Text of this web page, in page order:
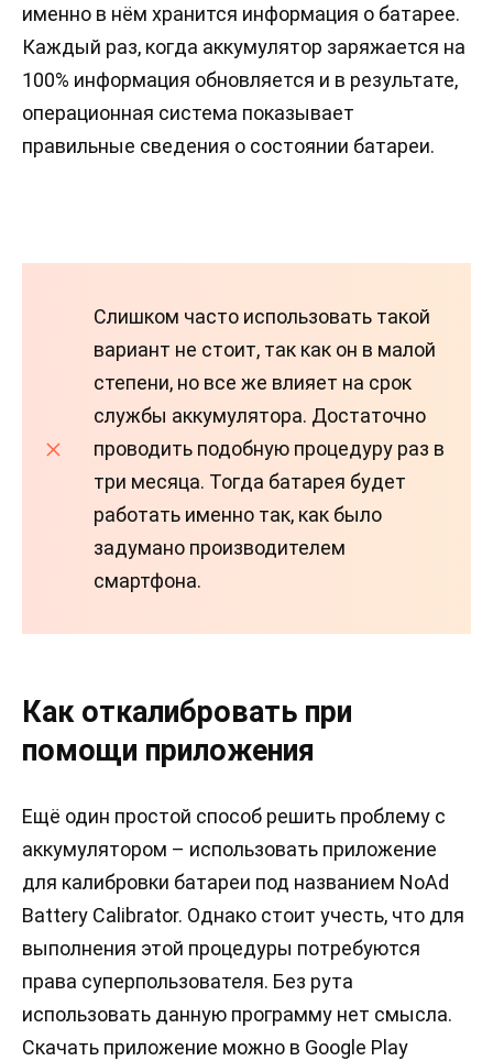
именно в нём хранится информация о батарее.
Каждый раз, когда аккумулятор заряжается на
100% информация обновляется и в результате,
операционная система показывает
правильные сведения о состоянии батареи.
Слишком часто использовать такой
вариант не стоит, так как он в малой
степени, но все же влияет на срок
службы аккумулятора. Достаточно
проводить подобную процедуру раз в
три месяца. Тогда батарея будет
работать именно так, как было
задумано производителем
смартфона.
Как откалибровать при
помощи приложения
Ещё один простой способ решить проблему с
аккумулятором – использовать приложение
для калибровки батареи под названием NoAd
Battery Calibrator. Однако стоит учесть, что для
выполнения этой процедуры потребуются
права суперпользователя. Без рута
использовать данную программу нет смысла.
Скачать приложение можно в Google Play